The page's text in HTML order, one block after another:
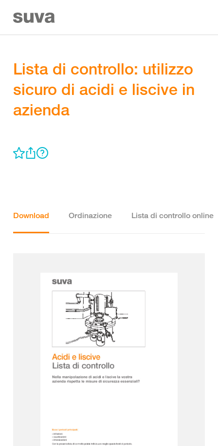
Lista di controllo: utilizzo
sicuro di acidi e liscive in
azienda
Download Ordinazione Lista di controllo online